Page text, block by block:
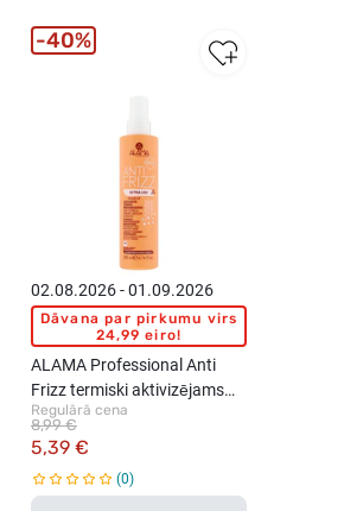
02.08.2026 - 01.09.2026
Dāvana par pirkumu virs
24,99 eiro!
ALAMA Professional Anti
Frizz termiski aktivizējams
sprejs pret matu pūkošanos,
200ml
Regulārā cena
5,39 €
8,99 €
0
40%